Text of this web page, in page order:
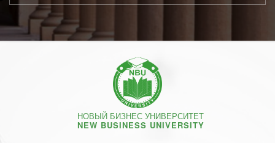
НОВЫЙ БИЗНЕС УНИВЕРСИТЕТ
NEW BUSINESS UNIVERSITY